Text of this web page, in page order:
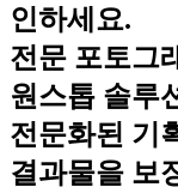
인하세요.
전문 포토그
원스톱 솔루
전문화된 기
결과물을 보